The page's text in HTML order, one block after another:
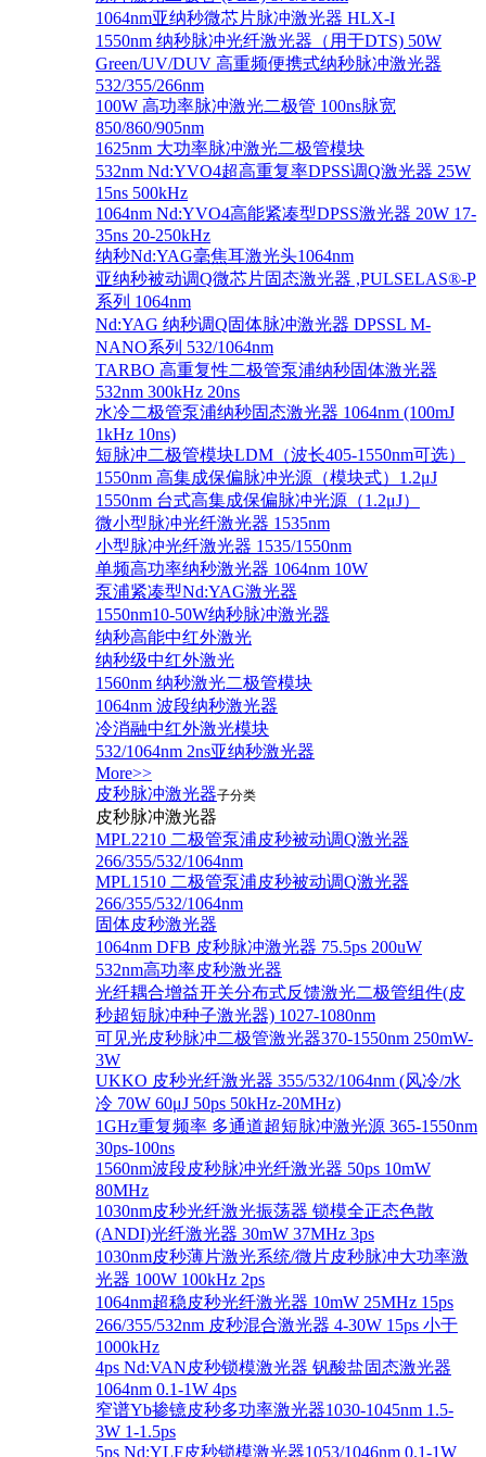
1064nm亚纳秒微芯片脉冲激光器 HLX-I
1550nm 纳秒脉冲光纤激光器（用于DTS) 50W
Green/UV/DUV 高重频便携式纳秒脉冲激光器
532/355/266nm
100W 高功率脉冲激光二极管 100ns脉宽
850/860/905nm
1625nm 大功率脉冲激光二极管模块
532nm Nd:YVO4超高重复率DPSS调Q激光器 25W
15ns 500kHz
1064nm Nd:YVO4高能紧凑型DPSS激光器 20W 17-
35ns 20-250kHz
纳秒Nd:YAG毫焦耳激光头1064nm
亚纳秒被动调Q微芯片固态激光器 ,PULSELAS®-P
系列 1064nm
Nd:YAG 纳秒调Q固体脉冲激光器 DPSSL M-
NANO系列 532/1064nm
TARBO 高重复性二极管泵浦纳秒固体激光器
532nm 300kHz 20ns
水冷二极管泵浦纳秒固态激光器 1064nm (100mJ
1kHz 10ns)
短脉冲二极管模块LDM（波长405-1550nm可选）
1550nm 高集成保偏脉冲光源（模块式）1.2μJ
1550nm 台式高集成保偏脉冲光源（1.2μJ）
微小型脉冲光纤激光器 1535nm
小型脉冲光纤激光器 1535/1550nm
单频高功率纳秒激光器 1064nm 10W
泵浦紧凑型Nd:YAG激光器
1550nm10-50W纳秒脉冲激光器
纳秒高能中红外激光
纳秒级中红外激光
1560nm 纳秒激光二极管模块
1064nm 波段纳秒激光器
冷消融中红外激光模块
532/1064nm 2ns亚纳秒激光器
More>>
皮秒脉冲激光器子分类
皮秒脉冲激光器
​MPL2210 二极管泵浦皮秒被动调Q激光器
266/355/532/1064nm
MPL1510 二极管泵浦皮秒被动调Q激光器
266/355/532/1064nm
固体皮秒激光器
1064nm DFB 皮秒脉冲激光器 75.5ps 200uW
532nm高功率皮秒激光器
光纤耦合增益开关分布式反馈激光二极管组件(皮
秒超短脉冲种子激光器) 1027-1080nm
可见光皮秒脉冲二极管激光器370-1550nm 250mW-
3W
UKKO 皮秒光纤激光器 355/532/1064nm (风冷/水
冷 70W 60μJ 50ps 50kHz-20MHz)
1GHz重复频率 多通道超短脉冲激光源 365-1550nm
30ps-100ns
1560nm波段皮秒脉冲光纤激光器 50ps 10mW
80MHz
1030nm皮秒光纤激光振荡器 锁模全正态色散
(ANDI)光纤激光器 30mW 37MHz 3ps
1030nm皮秒薄片激光系统/微片皮秒脉冲大功率激
光器 100W 100kHz 2ps
1064nm超稳皮秒光纤激光器 10mW 25MHz 15ps
266/355/532nm 皮秒混合激光器 4-30W 15ps 小于
1000kHz
4ps Nd:VAN皮秒锁模激光器 钒酸盐固态激光器
1064nm 0.1-1W 4ps
窄谱Yb掺镱皮秒多功率激光器1030-1045nm 1.5-
3W 1-1.5ps
5ps Nd:YLF皮秒锁模激光器1053/1046nm 0.1-1W